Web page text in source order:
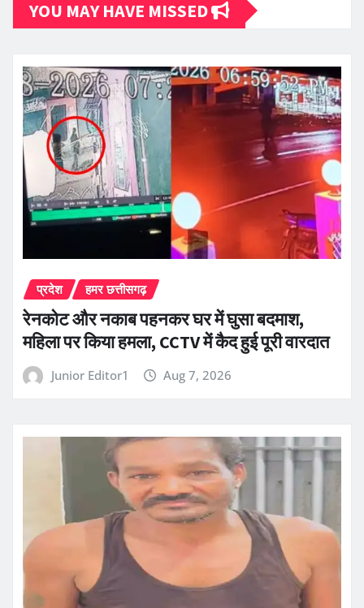
YOU MAY HAVE MISSED
प्रदेश हमर छत्तीसगढ़
रेनकोट और नकाब पहनकर घर में घुसा बदमाश,
महिला पर किया हमला, CCTV में कैद हुई पूरी वारदात
Junior Editor1 Aug 7, 2026